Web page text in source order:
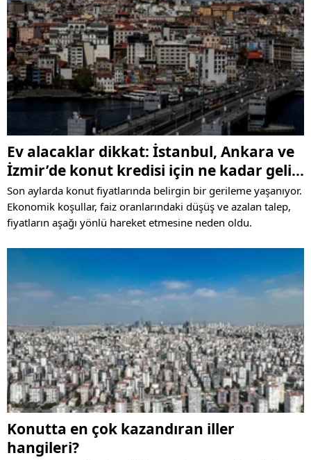
Ev alacaklar dikkat: İstanbul, Ankara ve
İzmir’de konut kredisi için ne kadar gelir
isteniyor?
Son aylarda konut fiyatlarında belirgin bir gerileme yaşanıyor.
Ekonomik koşullar, faiz oranlarındaki düşüş ve azalan talep,
fiyatların aşağı yönlü hareket etmesine neden oldu.
Konutta en çok kazandıran iller
hangileri?